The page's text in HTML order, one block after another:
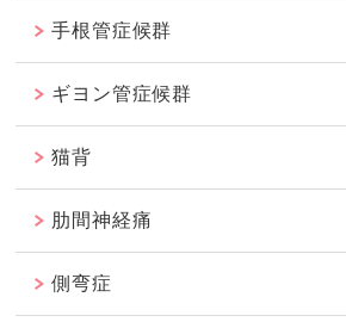
手根管症候群
ギヨン管症候群
猫背
肋間神経痛
側弯症